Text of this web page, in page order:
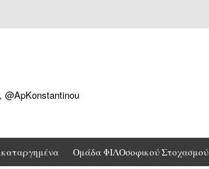
Ομάδα ΦΙΛΟσοφικού Στοχασμού